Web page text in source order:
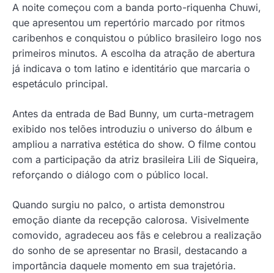
A noite começou com a banda porto-riquenha Chuwi,
que apresentou um repertório marcado por ritmos
caribenhos e conquistou o público brasileiro logo nos
primeiros minutos. A escolha da atração de abertura
já indicava o tom latino e identitário que marcaria o
espetáculo principal.
Antes da entrada de Bad Bunny, um curta-metragem
exibido nos telões introduziu o universo do álbum e
ampliou a narrativa estética do show. O filme contou
com a participação da atriz brasileira Lili de Siqueira,
reforçando o diálogo com o público local.
Quando surgiu no palco, o artista demonstrou
emoção diante da recepção calorosa. Visivelmente
comovido, agradeceu aos fãs e celebrou a realização
do sonho de se apresentar no Brasil, destacando a
importância daquele momento em sua trajetória.